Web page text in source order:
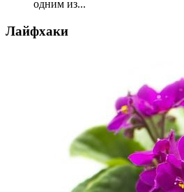
одним из...
Лайфхаки